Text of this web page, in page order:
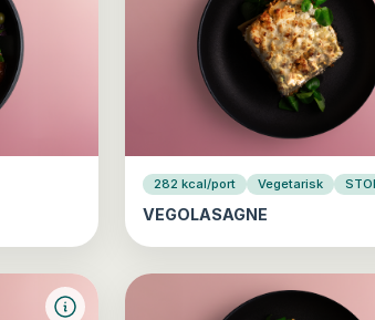
282 kcal/port Vegetarisk
VEGOLASAGNE